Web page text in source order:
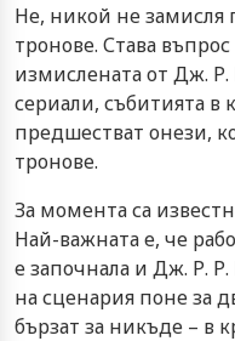
Не, никой не
тронове. Става
измислената от Дж.
сериали, събитията в
предшестват онези,
тронове.
За момента са
Най-важната е, че
е започнала и Дж. Р.
на сценария поне за
бързат за никъде – в